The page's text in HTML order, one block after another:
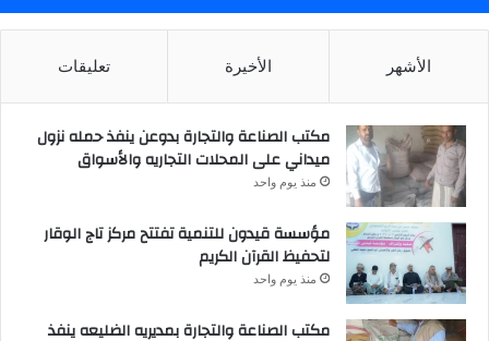
الأشهر الأخيرة تعليقات
مكتب الصناعة والتجارة بدوعن ينفذ حمله نزول
ميداني على المحلات التجاريه والأسواق
منذ يوم واحد
مؤسسة قيدون للتنمية تفتتح مركز تاج الوقار
لتحفيظ القرآن الكريم
منذ يوم واحد
مكتب الصناعة والتجارة بمديريه الضليعه ينفذ